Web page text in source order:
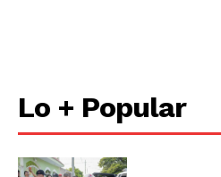
Lo + Popular